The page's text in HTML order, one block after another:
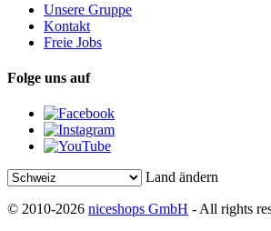
Unsere Gruppe
Kontakt
Freie Jobs
Folge uns auf
Land ändern
© 2010-2026 niceshops GmbH - All rights